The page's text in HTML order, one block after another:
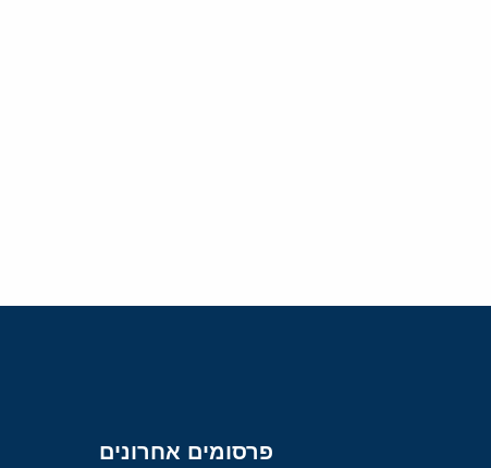
פרסומים אחרונים